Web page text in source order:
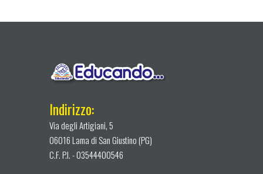
Indirizzo:
Via degli Artigiani, 5
06016 Lama di San Giustino (PG)
C.F. P.I. - 03544400546